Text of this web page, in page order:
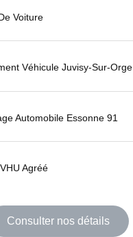
Voiture
Véhicule Juvisy-Sur-Orge
Automobile Essonne 91
Agréé
Consulter nos détails